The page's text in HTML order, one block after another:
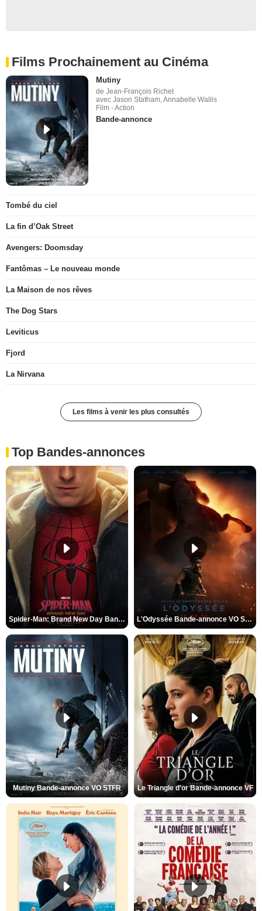
Films Prochainement au Cinéma
Mutiny
de Jean-François Richet
avec Jason Statham, Annabelle Wallis
Film - Action
Bande-annonce
Tombé du ciel
La fin d’Oak Street
Avengers: Doomsday
Fantômas – Le nouveau monde
La Maison de nos rêves
The Dog Stars
Leviticus
Fjord
La Nirvana
Les films à venir les plus consultés
Top Bandes-annonces
Spider-Man: Brand New Day Bande-annonce VO STFR L'Odyssée Bande-annonce VO STFR
Mutiny Bande-annonce VO STFR Le Triangle d'or Bande-annonce VF